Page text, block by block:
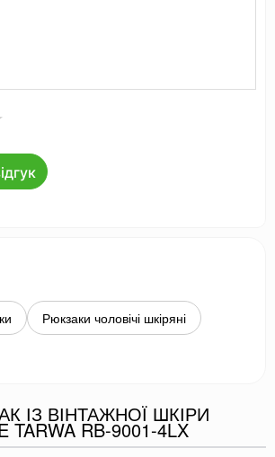
Рюкзаки чоловічі шкіряні
ІЗ ВІНТАЖНОЇ ШКІРИ
TARWA RB-9001-4LX